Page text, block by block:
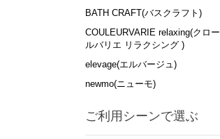
BATH CRAFT(バスクラフト)
COULEURVARIE relaxing(クロー
ルバリエ リラクシング )
elevage(エルバージュ)
newmo(ニューモ)
ご利用シーンで選ぶ